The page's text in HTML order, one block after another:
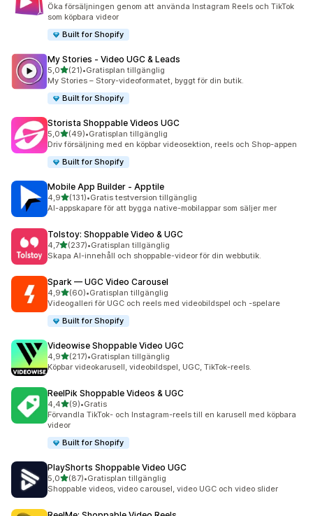
Öka försäljningen genom att använda Instagram Reels och TikTok
som köpbara videor
Built for Shopify
My Stories ‑ Video UGC & Leads
5,0av 5 stjärnor
(21)
21 recensioner totalt
•Gratisplan tillgänglig
My Stories – Story-videoformatet, byggt för din butik.
Built for Shopify
Storista Shoppable Videos UGC
5,0av 5 stjärnor
(49)
49 recensioner totalt
•Gratisplan tillgänglig
Driv försäljning med en köpbar videosektion, reels och Shop-appen
Built for Shopify
Mobile App Builder ‑ Apptile
4,9av 5 stjärnor
(131)
131 recensioner totalt
•Gratis testversion tillgänglig
AI-appskapare för att bygga native-mobilappar som säljer mer
Tolstoy: Shoppable Video & UGC
4,7av 5 stjärnor
(237)
237 recensioner totalt
•Gratisplan tillgänglig
Skapa AI-innehåll och shoppable-videor för din webbutik.
Spark — UGC Video Carousel
4,9av 5 stjärnor
(60)
60 recensioner totalt
•Gratisplan tillgänglig
Videogalleri för UGC och reels med videobildspel och -spelare
Built for Shopify
Videowise Shoppable Video UGC
4,9av 5 stjärnor
(217)
217 recensioner totalt
•Gratisplan tillgänglig
Köpbar videokarusell, videobildspel, UGC, TikTok-reels.
ReelPik Shoppable Videos & UGC
4,4av 5 stjärnor
(9)
9 recensioner totalt
•Gratis
Förvandla TikTok- och Instagram-reels till en karusell med köpbara
videor
Built for Shopify
PlayShorts Shoppable Video UGC
5,0av 5 stjärnor
(87)
87 recensioner totalt
•Gratisplan tillgänglig
Shoppable videos, video carousel, video UGC och video slider